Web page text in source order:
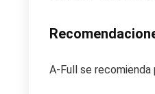
A-Full se recomienda